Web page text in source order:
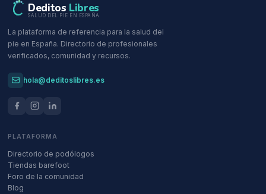
Deditos Libres
SALUD DEL PIE EN ESPAÑA
La plataforma de referencia para la salud del
pie en España. Directorio de profesionales
verificados, comunidad y recursos.
hola@deditoslibres.es
PLATAFORMA
Directorio de podólogos
Tiendas barefoot
Foro de la comunidad
Blog